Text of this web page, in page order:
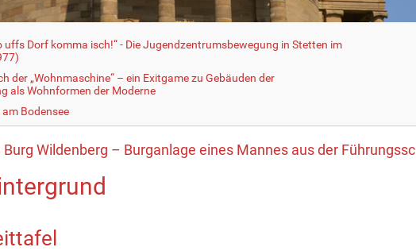
uffs Dorf komma isch!“ - Die Jugendzentrumsbewegung in Stetten im
der „Wohnmaschine“ – ein Exitgame zu Gebäuden der
als Wohnformen der Moderne
Bodensee
Burg Wildenberg – Burganlage eines Mannes aus der